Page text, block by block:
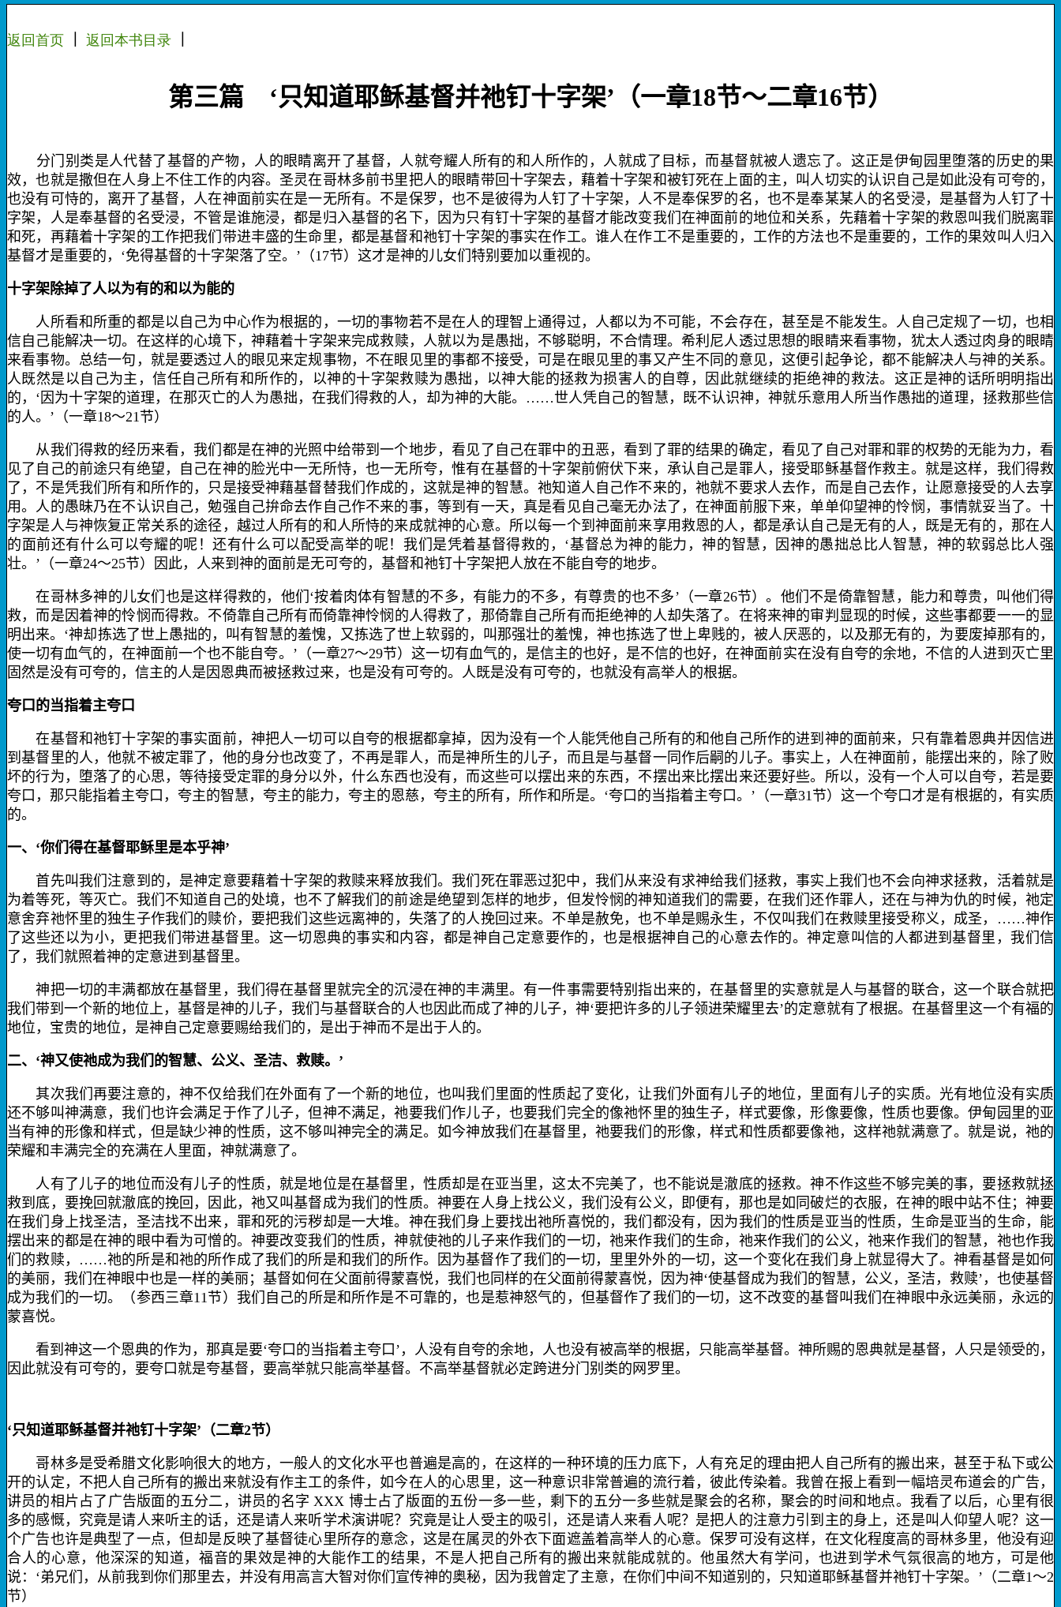
返回首页 返回本书 目录
第三篇 ‘只知道耶稣基督并祂钉十字架’（一章18节～二章16节）
分门别类是人代替了基督的产物，人的眼睛离开了基督，人就夸耀人所有的和人所作的，人就成了目标，而基督就被人遗忘了。这正是伊甸园里堕落的历史的果
效，也就是撒但在人身上不住工作的内容。圣灵在哥林多前书里把人的眼睛带回十字架去，藉着十字架和被钉死在上面的主，叫人切实的认识自己是如此没有可夸的，
也没有可恃的，离开了基督，人在神面前实在是一无所有。不是保罗，也不是彼得为人钉了十字架，人不是奉保罗的名，也不是奉某某人的名受浸，是基督为人钉了十
字架，人是奉基督的名受浸，不管是谁施浸，都是归入基督的名下，因为只有钉十字架的基督才能改变我们在神面前的地位和关系，先藉着十字架的救恩叫我们脱离罪
和死，再藉着十字架的工作把我们带进丰盛的生命里，都是基督和祂钉十字架的事实在作工。谁人在作工不是重要的，工作的方法也不是重要的，工作的果效叫人归 入
基督才是重要的，‘免得基督的十字架落了空。’（17节）这才是神的儿女们特别要加以重视的。
十字架除掉了人以为有的和以为能的
人所看和所重的都是以自己为中心作为根据的，一切的事物若不是在人的理智上通得过，人都以为不可能，不会存在，甚至是不能发生。人自己定规了一切，也相
信自己能解决一切。在这样的心境下，神藉着十字架来完成救赎，人就以为是愚拙，不够聪明，不合情理。希利尼人透过思想的眼睛来看事物，犹太人透过肉身的眼睛
来看事物。总结一句，就是要透过人的眼见来定规事物，不在眼见里的事都不接受，可是在眼见里的事又产生不同的意见，这便引起争论，都不能解决人与神的关系。
人既然是以自己为主，信任自己所有和所作的，以神的十字架救赎为愚拙，以神大能的拯救为损害人的自尊，因此就继续的拒绝神的救法。这正是神的话所明明指出
的，‘因为十字架的道理，在那灭亡的人为愚拙，在我们得救的人，却为神的大能。……世人凭自己的智慧，既不认识神，神就乐意用人所当作愚拙的道理，拯救那些信
的人。’（一章18～21节）
从我们得救的经历来看，我们都是在神的光照中给带到一个地步，看见了自己在罪中的丑恶，看到了罪的结果的确定，看见了自己对罪和罪的权势的无能为力，看
见了自己的前途只有绝望，自己在神的脸光中一无所恃，也一无所夸，惟有在基督的十字架前俯伏下来，承认自己是罪人，接受耶稣基督作救主。就是这样，我们得救
了，不是凭我们所有和所作的，只是接受神藉基督替我们作成的，这就是神的智慧。祂知道人自己作不来的，祂就不要求人去作，而是自己去作，让愿意接受的人去享
用。人的愚昧乃在不认识自己，勉强自己拚命去作自己作不来的事，等到有一天，真是看见自己毫无办法了，在神面前服下来，单单仰望神的怜悯，事情就妥当了。十
字架是人与神恢复正常关系的途径，越过人所有的和人所恃的来成就神的心意。所以每一个到神面前来享用救恩的人，都是承认自己是无有的人，既是无有的，那在人
的面前还有什么可以夸耀的呢！还有什么可以配受高举的呢！我们是凭着基督得救的，‘基督总为神的能力，神的智慧，因神的愚拙总比人智慧，神的软弱总比人强
壮。’（一章24～25节）因此，人来到神的面前是无可夸的，基督和祂钉十字架把人放在不能自夸的地步。
在哥林多神的儿女们也是这样得救的，他们‘按着肉体有智慧的不多，有能力的不多，有尊贵的也不多’（一章26节）。他们不是倚靠智慧，能力和尊贵，叫他们得
救，而是因着神的怜悯而得救。不倚靠自己所有而倚靠神怜悯的人得救了，那倚靠自己所有而拒绝神的人却失落了。在将来神的审判显现的时候，这些事都要一一的显
明出来。‘神却拣选了世上愚拙的，叫有智慧的羞愧，又拣选了世上软弱的，叫那强壮的羞愧，神也拣选了世上卑贱的，被人厌恶的，以及那无有的，为要废掉那有的，
使一切有血气的，在神面前一个也不能自夸。’（一章27～29节）这一切有血气的，是信主的也好，是不信的也好，在神面前实在没有自夸的余地，不信的人进到灭亡里
固然是没有可夸的，信主的人是因恩典而被拯救过来，也是没有可夸的。人既是没有可夸的，也就没有高举人的根据。
夸口的当指着主夸口
在基督和祂钉十字架的事实面前，神把人一切可以自夸的根据都拿掉，因为没有一个人能凭他自己所有的和他自己所作的进到神的面前来，只有靠着恩典并因信进
到基督里的人，他就不被定罪了，他的身分也改变了，不再是罪人，而是神所生的儿子，而且是与基督一同作后嗣的儿子。事实上，人在神面前，能摆出来的，除了败
坏的行为，堕落了的心思，等待接受定罪的身分以外，什么东西也没有，而这些可以摆出来的东西，不摆出来比摆出来还要好些。所以，没有一个人可以自夸，若是要
夸口，那只能指着主夸口，夸主的智慧，夸主的能力，夸主的恩慈，夸主的所有，所作和所是。‘夸口的当指着主夸口。’（一章31节）这一个夸口才是有根据的，有实质
的。
一、‘你们得在基督耶稣里是本乎神’
首先叫我们注意到的，是神定意要藉着十字架的救赎来释放我们。我们死在罪恶过犯中，我们从来没有求神给我们拯救，事实上我们也不会向神求拯救，活着就是
为着等死，等灭亡。我们不知道自己的处境，也不了解我们的前途是绝望到怎样的地步，但发怜悯的神知道我们的需要，在我们还作罪人，还在与神为仇的时候，祂定
意舍弃祂怀里的独生子作我们的赎价，要把我们这些远离神的，失落了的人挽回过来。不单是赦免，也不单是赐永生，不仅叫我们在救赎里接受称义，成圣，……神作
了这些还以为小，更把我们带进基督里。这一切恩典的事实和内容，都是神自己定意要作的，也是根据神自己的心意去作的。神定意叫信的人都进到基督里，我们信
了，我们就照着神的定意进到基督里。
神把一切的丰满都放在基督里，我们得在基督里就完全的沉浸在神的丰满里。有一件事需要特别指出来的，在基督里的实意就是人与基督的联合，这一个联合就把
我们带到一个新的地位上，基督是神的儿子，我们与基督联合的人也因此而成了神的儿子，神‘要把许多的儿子领进荣耀里去’的定意就有了根据。在基督里这一个有福的
地位，宝贵的地位，是神自己定意要赐给我们的，是出于神而不是出于人的。
二、‘神又使祂成为我们的智慧、公义、圣洁、救赎。’
其次我们再要注意的，神不仅给我们在外面有了一个新的地位，也叫我们里面的性质起了变化，让我们外面有儿子的地位，里面有儿子的实质。光有地位没有实质
还不够叫神满意，我们也许会满足于作了儿子，但神不满足，祂要我们作儿子，也要我们完全的像祂怀里的独生子，样式要像，形像要像，性质也要像。伊甸园里的亚
当有神的形像和样式，但是缺少神的性质，这不够叫神完全的满足。如今神放我们在基督里，祂要我们的形像，样式和性质都要像祂，这样祂就满意了。就是说，祂的
荣耀和丰满完全的充满在人里面，神就满意了。
人有了儿子的地位而没有儿子的性质，就是地位是在基督里，性质却是在亚当里，这太不完美了，也不能说是澈底的拯救。神不作这些不够完美的事，要拯救就拯
救到底，要挽回就澈底的挽回，因此，祂又叫基督成为我们的性质。神要在人身上找公义，我们没有公义，即便有，那也是如同破烂的衣服，在神的眼中站不住；神要
在我们身上找圣洁，圣洁找不出来，罪和死的污秽却是一大堆。神在我们身上要找出祂所喜悦的，我们都没有，因为我们的性质是亚当的性质，生命是亚当的生命，能
摆出来的都是在神的眼中看为可憎的。神要改变我们的性质，神就使祂的儿子来作我们的一切，祂来作我们的生命，祂来作我们的公义，祂来作我们的智慧，祂也作我
们的救赎，……祂的所是和祂的所作成了我们的所是和我们的所作。因为基督作了我们的一切，里里外外的一切，这一个变化在我们身上就显得大了。神看基督是如何
的美丽，我们在神眼中也是一样的美丽；基督如何在父面前得蒙喜悦，我们也同样的在父面前得蒙喜悦，因为神‘使基督成为我们的智慧，公义，圣洁，救赎’，也使基督
成为我们的一切。（参西三章11节）我们自己的所是和所作是不可靠的，也是惹神怒气的，但基督作了我们的一切，这不改变的基督叫我们在神眼中永远美丽，永远的
蒙喜悦。
看到神这一个恩典的作为，那真是要‘夸口的当指着主夸口’，人没有自夸的余地，人也没有被高举的根据，只能高举基督。神所赐的恩典就是基督，人只是领受的，
因此就没有可夸的，要夸口就是夸基督，要高举就只能高举基督。不高举基督就必定跨进分门别类的网罗里。
‘只知道耶稣基督并祂钉十字架’（二章2节）
哥林多是受希腊文化影响很大的地方，一般人的文化水平也普遍是高的，在这样的一种环境的压力底下，人有充足的理由把人自己所有的搬出来，甚至于私下或公
开的认定，不把人自己所有的搬出来就没有作主工的条件，如今在人的心思里，这一种意识非常普遍的流行着，彼此传染着。我曾在报上看到一幅培灵布道会的广告，
讲员的相片占了广告版面的五分二，讲员的名字 XXX 博士占了版面的五份一多一些，剩下的五分一多些就是聚会的名称，聚会的时间和地点。我看了以后，心里有很
多的感慨，究竟是请人来听主的话，还是请人来听学术演讲呢？究竟是让人受主的吸引，还是请人来看人呢？是把人的注意力引到主的身上，还是叫人仰望人呢？这一
个广告也许是典型了一点，但却是反映了基督徒心里所存的意念，这是在属灵的外衣下面遮盖着高举人的心意。保罗可没有这样，在文化程度高的哥林多里，他没有迎
合人的心意，他深深的知道，福音的果效是神的大能作工的结果，不是人把自己所有的搬出来就能成就的。他虽然大有学问，也进到学术气氛很高的地方，可是他
说：‘弟兄们，从前我到你们那里去，并没有用高言大智对你们宣传神的奥秘，因为我曾定了主意，在你们中间不知道别的，只知道耶稣基督并祂钉十字架。’（二章1～2
节）